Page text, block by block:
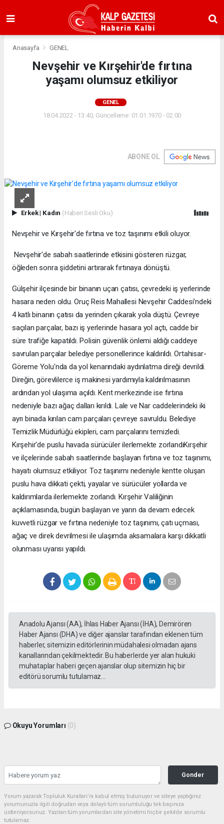
Anasayfa GENEL
Nevşehir ve Kırşehir'de fırtına
yaşamı olumsuz etkiliyor
GENEL
18.04.2022 - 13:40, Güncelleme: 01.01.1970 - 02:00
ABONE OL
Erkek| Kadın (Haberi Sesli Oku)
Nevşehir ve Kırşehir'de fırtına ve toz taşınımı etkili oluyor.
Nevşehir'de sabah saatlerinde etkisini gösteren rüzgar,
öğleden sonra şiddetini artırarak fırtınaya dönüştü.
Gülşehir ilçesinde bir binanın uçan çatısı, çevredeki iş yerlerinde
hasara neden oldu. Oruç Reis Mahallesi Nevşehir Caddesi'ndeki
4 katlı binanın çatısı da yerinden çıkarak yola düştü. Çevreye
saçılan parçalar, bazı iş yerlerinde hasara yol açtı, cadde bir
süre trafiğe kapatıldı. Polisin güvenlik önlemi aldığı caddeye
savrulan parçalar belediye personellerince kaldırıldı. Ortahisar-
Göreme Yolu'nda da yol kenarındaki aydınlatma direği devrildi.
Direğin, görevlilerce iş makinesi yardımıyla kaldırılmasının
ardından yol ulaşıma açıldı. Kent merkezinde ise fırtına
nedeniyle bazı ağaç dalları kırıldı. Lale ve Nar caddelerindeki iki
ayrı binada kırılan cam parçaları çevreye savruldu. Belediye
Temizlik Müdürlüğü ekipleri, cam parçalarını temizledi.
Kırşehir'de puslu havada sürücüler ilerlemekte zorlandıKırşehir
ve ilçelerinde sabah saatlerinde başlayan fırtına ve toz taşınımı,
hayatı olumsuz etkiliyor. Toz taşınımı nedeniyle kentte oluşan
puslu hava dikkati çekti, yayalar ve sürücüler yollarda ve
kaldırımlarda ilerlemekte zorlandı. Kırşehir Valiliğinin
açıklamasında, bugün başlayan ve yarın da devam edecek
kuvvetli rüzgar ve fırtına nedeniyle toz taşınımı, çatı uçması,
ağaç ve direk devrilmesi ile ulaşımda aksamalara karşı dikkatli
olunması uyarısı yapıldı.
Anadolu Ajansı (AA), İhlas Haber Ajansı (İHA), Demirören
Haber Ajansı (DHA) ve diğer ajanslar tarafından eklenen tüm
haberler, sitemizin editörlerinin müdahalesi olmadan ajans
kanallarından çekilmektedir. Bu haberlerde yer alan hukuki
muhataplar haberi geçen ajanslar olup sitemizin hiç bir
editörü sorumlu tutulamaz...
Okuyu Yorumları (0)
Gonder
Yorum yazarak Topluluk Kuralları’nı kabul etmiş bulunuyor ve siteye yaptığınız
yorumunuzla ilgili doğrudan veya dolaylı tüm sorumluluğu tek başınıza
üstleniyorsunuz. Yazılan tüm yorumlardan site yönetimi hiçbir şekilde sorumlu
tutulamaz.